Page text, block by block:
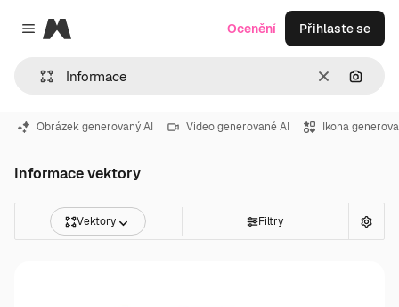
Close menu
Magnific
ZrušitHledat
Ocenění Přihlaste se
Obrázek generovaný AI Video generované AI Ikona
Informace vektory
Vektory Filtry